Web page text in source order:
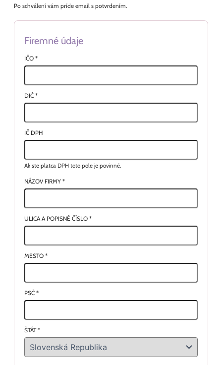
Po schválení vám príde email s potvrdením.
Firemné údaje
IČO *
DIČ *
IČ DPH
Ak ste platca DPH toto pole je povinné.
NÁZOV FIRMY *
ULICA A POPISNÉ ČÍSLO *
MESTO *
PSČ *
ŠTÁT*